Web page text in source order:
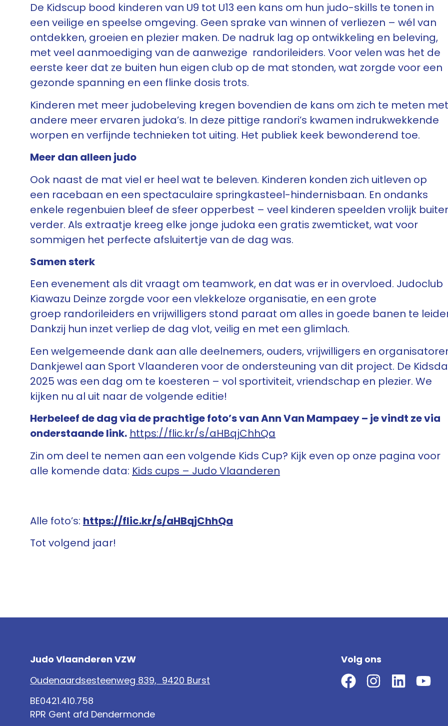
De Kidscup bood kinderen van U9 tot U13 een kans om hun judo-skills te tonen in
een veilige en speelse omgeving. Geen sprake van winnen of verliezen – wél van
ontdekken, groeien en plezier maken. De nadruk lag op ontwikkeling en beleving,
met veel aanmoediging van de aanwezige randorileiders. Voor velen was het de
eerste keer dat ze buiten hun eigen club op de mat stonden, wat zorgde voor een
gezonde spanning en een flinke dosis trots.
Kinderen met meer judobeleving kregen bovendien de kans om zich te meten met
andere meer ervaren judoka’s. In deze pittige randori’s kwamen indrukwekkende
worpen en verfijnde technieken tot uiting. Het publiek keek bewonderend toe.
Meer dan alleen judo
Ook naast de mat viel er heel wat te beleven. Kinderen konden zich uitleven op
een racebaan en een spectaculaire springkasteel-hindernisbaan. En ondanks
enkele regenbuien bleef de sfeer opperbest – veel kinderen speelden vrolijk
verder. Als extraatje kreeg elke jonge judoka een gratis zwemticket, wat voor
sommigen het perfecte afsluitertje van de dag was.
Samen sterk
Een evenement als dit vraagt om teamwork, en dat was er in overvloed. Judoclub
Kiawazu Deinze zorgde voor een vlekkeloze organisatie, en een grote
groep randorileiders en vrijwilligers stond paraat om alles in goede banen te
Dankzij hun inzet verliep de dag vlot, veilig en met een glimlach.
Een welgemeende dank aan alle deelnemers, ouders, vrijwilligers en
Dankjewel aan Sport Vlaanderen voor de ondersteuning van dit project. De
2025 was een dag om te koesteren – vol sportiviteit, vriendschap en plezier. We
kijken nu al uit naar de volgende editie!
Herbeleef de dag via de prachtige foto’s van Ann Van Mampaey – je vindt ze via
onderstaande link. https://flic.kr/s/aHBqjChhQa
Zin om deel te nemen aan een volgende Kids Cup? Kijk even op onze pagina voor
alle komende data: Kids cups – Judo Vlaanderen
Alle foto’s: https://flic.kr/s/aHBqjChhQa
Tot volgend jaar!
Judo Vlaanderen VZW
Oudenaardsesteenweg 839, 9420 Burst
BE0421.410.758
RPR Gent afd Dendermonde
Volg ons